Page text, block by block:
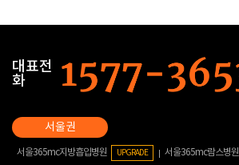
대표전
화
서울365mc지방흡입병원 UPGRADE 서울365mc람스병원